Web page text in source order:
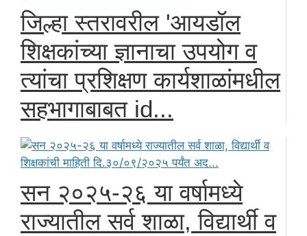
जिल्हा स्तरावरील 'आयडॉल
शिक्षकांच्या ज्ञानाचा उपयोग व
त्यांचा प्रशिक्षण कार्यशाळांमधील
सहभागाबाबत id...
सन २०२५-२६ या वर्षामध्ये
राज्यातील सर्व शाळा, विद्यार्थी व